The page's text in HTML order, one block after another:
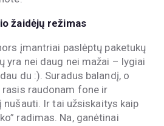
žaidėjų režimas
įmantriai paslėptų paketukų
yra nei daug nei mažai – lygiai
du :). Suradus balandį, o
raudonam fone ir
nušauti. Ir tai užsiskaitys kaip
radimas. Na, ganėtinai